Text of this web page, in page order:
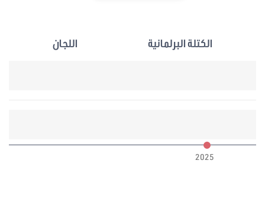
الكتلة البرلمانية اللجان
2025